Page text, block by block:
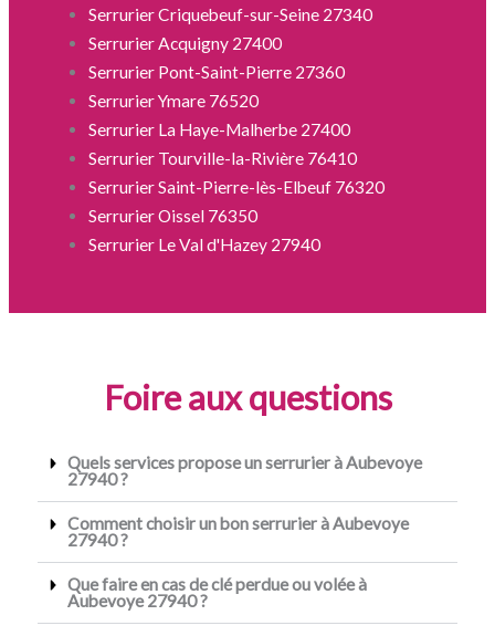
Serrurier Criquebeuf-sur-Seine 27340
Serrurier Acquigny 27400
Serrurier Pont-Saint-Pierre 27360
Serrurier Ymare 76520
Serrurier La Haye-Malherbe 27400
Serrurier Tourville-la-Rivière 76410
Serrurier Saint-Pierre-lès-Elbeuf 76320
Serrurier Oissel 76350
Serrurier Le Val d'Hazey 27940
Foire aux questions
Quels services propose un serrurier à Aubevoye
27940 ?
Comment choisir un bon serrurier à Aubevoye
27940 ?
Que faire en cas de clé perdue ou volée à
Aubevoye 27940 ?